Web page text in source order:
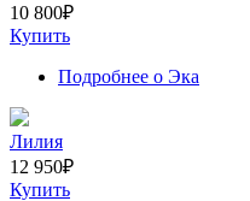
10 800₽
Купить
Подробнее о Эка
Лилия
12 950₽
Купить